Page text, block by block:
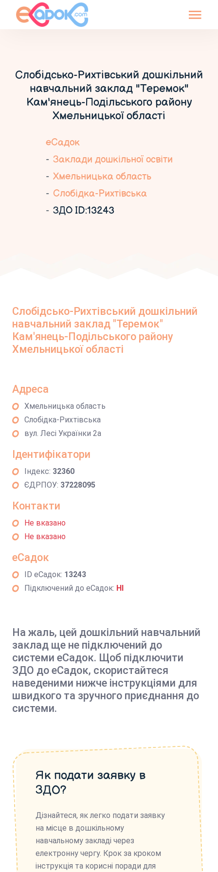
Слобідсько-Рихтівський дошкільний
навчальний заклад "Теремок"
Кам'янець-Подільського району
Хмельницької області
еСадок
Заклади дошкільної освіти
Хмельницька область
Слобідка-Рихтівська
ЗДО ID:13243
Слобідсько-Рихтівський дошкільний
навчальний заклад "Теремок"
Кам'янець-Подільського району
Хмельницької області
Адреса
Хмельницька область
Слобідка-Рихтівська
вул. Лесі Українки 2а
Ідентифікатори
Індекс: 32360
ЄДРПОУ: 37228095
Контакти
Не вказано
Не вказано
еСадок
ID еСадок: 13243
Підключений до еСадок: НІ
На жаль, цей дошкільний навчальний
заклад ще не підключений до
системи еСадок. Щоб підключити
ЗДО до еСадок, скористайтеся
наведеними нижче інструкціями для
швидкого та зручного приєднання до
системи.
Як подати заявку в
ЗДО?
Дізнайтеся, як легко подати заявку
на місце в дошкільному
навчальному закладі через
електронну чергу. Крок за кроком
інструкція та корисні поради для